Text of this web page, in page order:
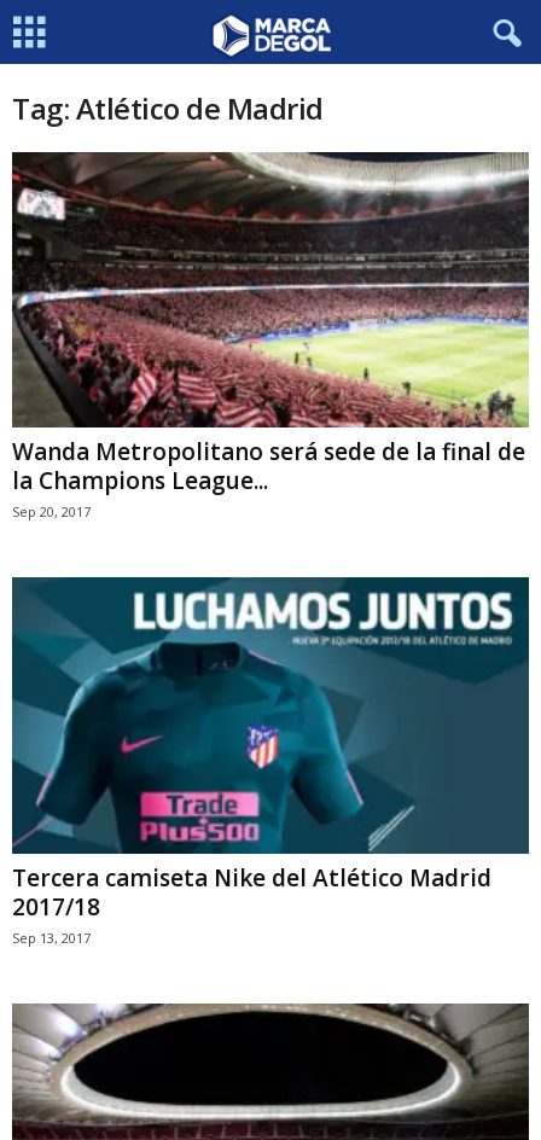
Tag: Atlético de Madrid
Wanda Metropolitano será sede de la final de
la Champions League...
Sep 20, 2017
Tercera camiseta Nike del Atlético Madrid
2017/18
Sep 13, 2017